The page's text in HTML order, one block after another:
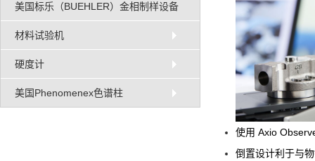
美国标乐（BUEHLER）金相制样设备
材料试验机
硬度计
美国Phenomenex色谱柱
使用 Axio
倒置设计利于与